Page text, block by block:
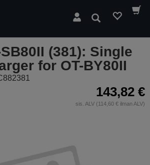
Hae
(381): Single
for OT-BY80II
143,82 €
sis. ALV (114,60 € ilman ALV)